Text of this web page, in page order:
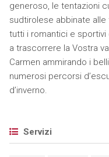
generoso, le tentazioni
sudtirolese abbinate alle
tutti i romantici e
a trascorrere la Vostra
Carmen ammirando i
numerosi percorsi
d’inverno.
Servizi